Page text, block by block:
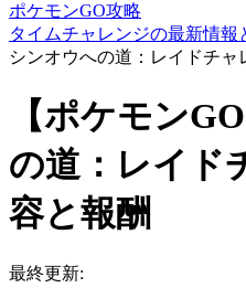
ポケモンGO攻略
タイムチャレンジの最新情報
シンオウへの道：レイドチャ
【ポケモン
の道：レイド
容と報酬
最終更新: